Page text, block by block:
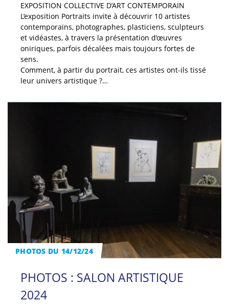
EXPOSITION COLLECTIVE D’ART CONTEMPORAIN
L’exposition Portraits invite à découvrir 10 artistes
contemporains, photographes, plasticiens, sculp­teurs
et vidéastes, à travers la présentation d’œuvres
oniriques, parfois décalées mais toujours fortes de
sens.
Comment, à partir du portrait, ces ar­tistes ont-ils tissé
leur univers artistique ?…
PHOTOS DU 14/12/24
PHOTOS : SALON ARTISTIQUE
2024